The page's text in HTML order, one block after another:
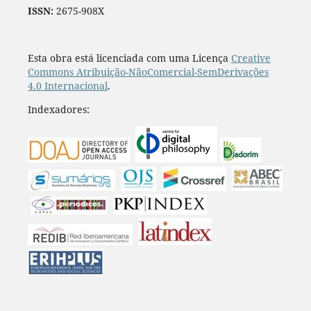
ISSN:2675-908X
Esta obra está licenciada com uma Licença Creative
Commons Atribuição-NãoComercial-SemDerivações
4.0 Internacional.
Indexadores: